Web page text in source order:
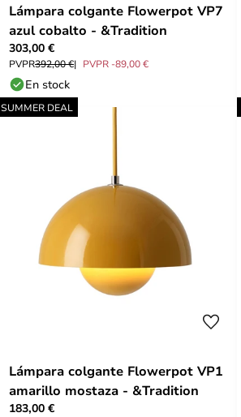
Lámpara colgante Flowerpot VP7
azul cobalto - &Tradition
303,00 €
PVPR392,00 € PVPR -89,00 €
En stock
SUMMER DEAL
Lámpara colgante Flowerpot VP1
amarillo mostaza - &Tradition
183,00 €